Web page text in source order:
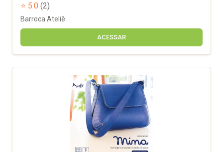
⭐ 5.0 (2)
Barroca Ateliê
ACESSAR